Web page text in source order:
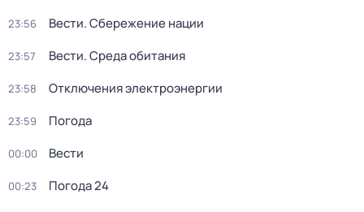
23:56 Вести. Сбережение нации
23:57 Вести. Среда обитания
23:58 Отключения электроэнергии
23:59 Погода
00:00 Вести
00:23 Погода 24